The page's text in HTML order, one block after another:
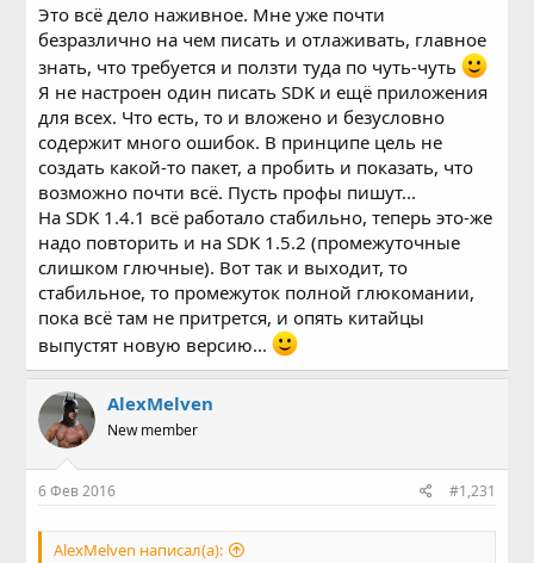
Вот, например, на двух разных компах модуль serial к
питону только через pip install почему-то ставиться. И
т.д.
То есть постоянно какие-то грабли и для их решения
тратится время, которого и так особо нет.
Это всё дело наживное. Мне уже почти
безразлично на чем писать и отлаживать, главное
знать, что требуется и ползти туда по чуть-чуть
Я не настроен один писать SDK и ещё приложения
для всех. Что есть, то и вложено и безусловно
содержит много ошибок. В принципе цель не
создать какой-то пакет, а пробить и показать, что
возможно почти всё. Пусть профы пишут...
На SDK 1.4.1 всё работало стабильно, теперь это-же
надо повторить и на SDK 1.5.2 (промежуточные
слишком глючные). Вот так и выходит, то
стабильное, то промежуток полной глюкомании,
пока всё там не притрется, и опять китайцы
выпустят новую версию...
AlexMelven
New member
6 Фев 2016 #1,231
AlexMelven написал(а):